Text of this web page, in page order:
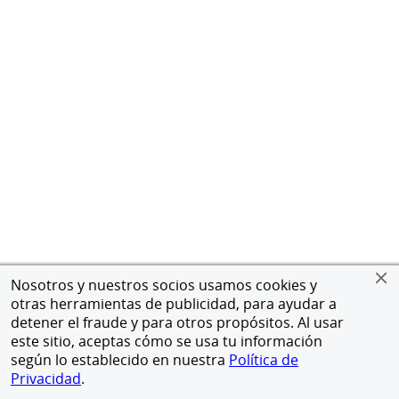
Nosotros y nuestros socios usamos cookies y
otras herramientas de publicidad, para ayudar a
detener el fraude y para otros propósitos. Al usar
este sitio, aceptas cómo se usa tu información
según lo establecido en nuestra Política de
Privacidad.